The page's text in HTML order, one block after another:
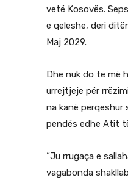
vetë Kosovës.
e qeleshe, deri
Maj 2029.
Dhe nuk do të më
urrejtjeje për
na kanë
pendës edhe Atit
“Ju rrugaça e
vagabonda